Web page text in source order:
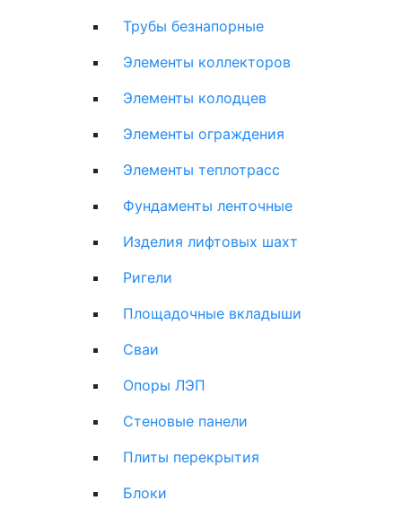
Трубы безнапорные
Элементы коллекторов
Элементы колодцев
Элементы ограждения
Элементы теплотрасс
Фундаменты ленточные
Изделия лифтовых шахт
Ригели
Площадочные вкладыши
Сваи
Опоры ЛЭП
Стеновые панели
Плиты перекрытия
Блоки